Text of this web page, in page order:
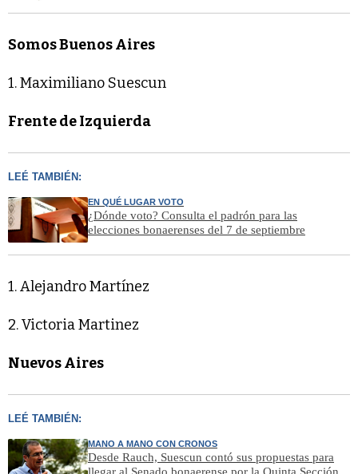
Somos Buenos Aires
1. Maximiliano Suescun
Frente de Izquierda
LEÉ TAMBIÉN:
EN QUÉ LUGAR VOTO
¿Dónde voto? Consulta el padrón para las
elecciones bonaerenses del 7 de septiembre
1. Alejandro Martínez
2. Victoria Martinez
Nuevos Aires
LEÉ TAMBIÉN:
MANO A MANO CON CRONOS
Desde Rauch, Suescun contó sus propuestas para